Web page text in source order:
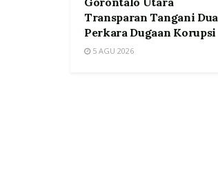
Transparan Tangani Dua
Perkara Dugaan Korupsi
5 AGU 2026